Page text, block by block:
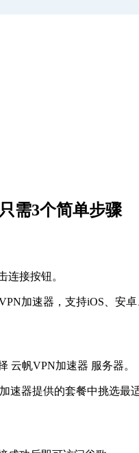
需3个简单步骤
加速器，支持iOS、安卓
速器提供的套餐中挑选最